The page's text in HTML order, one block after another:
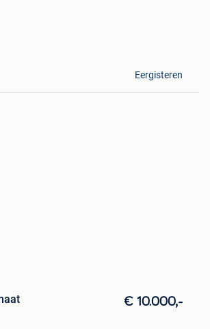
Eergisteren
€ 10.000,-